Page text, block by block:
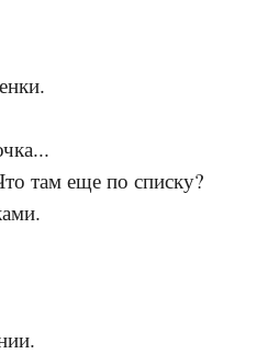
там еще по списку?